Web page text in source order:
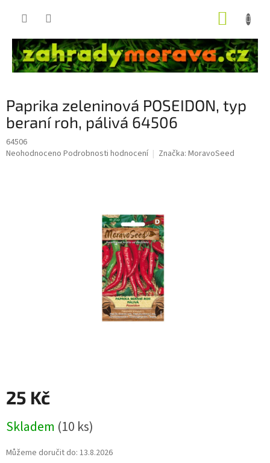
Paprika zeleninová POSEIDON, typ
beraní roh, pálivá 64506
64506
Průměrné
Neohodnoceno Podrobnosti hodnocení Značka: MoravoSeed
25 Kč
cena:
Skladem (10 ks)
Můžeme doručit do: 13.8.2026